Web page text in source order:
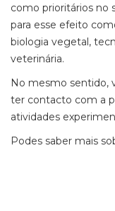
como prioritários no
para esse efeito
biologia vegetal,
veterinária.
No mesmo sentido,
ter contacto com a
atividades
Podes saber mais